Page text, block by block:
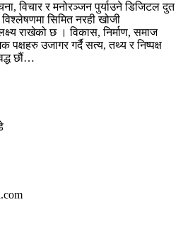
विचार र मनोरञ्जन पुर्याउने डिजिटल दुत
सिमित नरही खोजी
राखेको छ । विकास, निर्माण, समाज
पक्षहरु उजागर गर्दै सत्य, तथ्य र निष्पक्ष
छौं…